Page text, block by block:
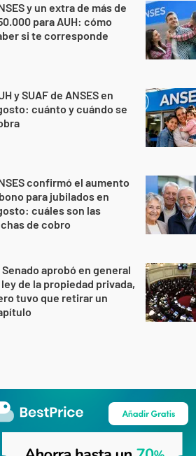
y un extra de más de
para AUH: cómo
si te corresponde
y SUAF de ANSES en
cuánto y cuándo se
confirmó el aumento
para jubilados en
cuáles son las
de cobro
Senado aprobó en general
ley de la propiedad privada,
tuvo que retirar un